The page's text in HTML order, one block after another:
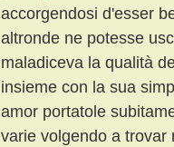
accorgendosi d'esser
altronde ne potesse
maladiceva la qualità
insieme con la sua
amor portatole
varie volgendo a trovar